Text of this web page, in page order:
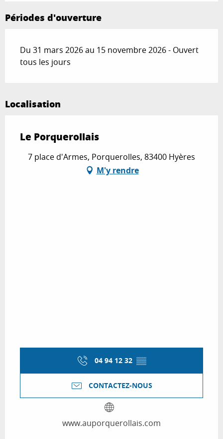
Périodes d'ouverture
Du 31 mars 2026 au 15 novembre 2026 - Ouvert
tous les jours
Localisation
Le Porquerollais
7 place d'Armes, Porquerolles, 83400 Hyères
M'y rendre
04 94 12 32 ▒▒
CONTACTEZ-NOUS
www.auporquerollais.com